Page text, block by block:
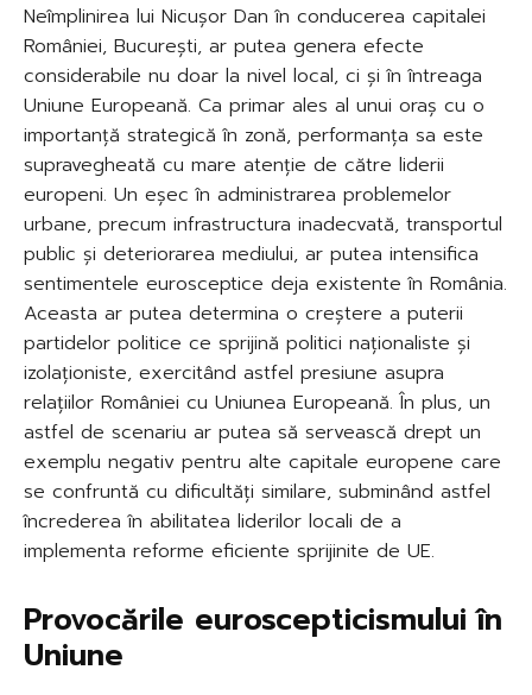
Neîmplinirea lui Nicușor Dan în conducerea capitalei
României, București, ar putea genera efecte
considerabile nu doar la nivel local, ci și în întreaga
Uniune Europeană. Ca primar ales al unui oraș cu o
importanță strategică în zonă, performanța sa este
supravegheată cu mare atenție de către liderii
europeni. Un eșec în administrarea problemelor
urbane, precum infrastructura inadecvată, transportul
public și deteriorarea mediului, ar putea intensifica
sentimentele eurosceptice deja existente în România.
Aceasta ar putea determina o creștere a puterii
partidelor politice ce sprijină politici naționaliste și
izolaționiste, exercitând astfel presiune asupra
relațiilor României cu Uniunea Europeană. În plus, un
astfel de scenariu ar putea să servească drept un
exemplu negativ pentru alte capitale europene care
se confruntă cu dificultăți similare, subminând astfel
încrederea în abilitatea liderilor locali de a
implementa reforme eficiente sprijinite de UE.
Provocările euroscepticismului în
Uniune